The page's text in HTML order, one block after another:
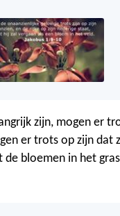
zijn, mogen er
er trots op zijn dat
de bloemen in het